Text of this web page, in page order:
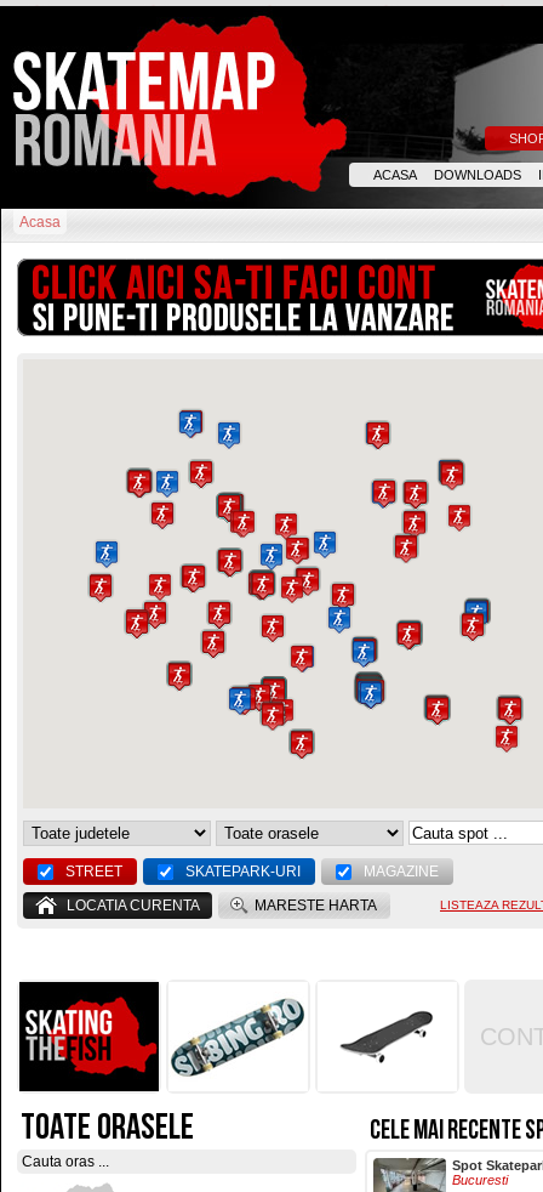
ACASA DOWNLOADS
Acasa
STREET SKATEPARK-URI
MAGAZINE
LOCATIA CURENTA
MARESTE HARTA LISTEAZA
TOATE ORASELE CELE MAI RECENTE
Hala Centrala
Iasi
Spot
Bucuresti